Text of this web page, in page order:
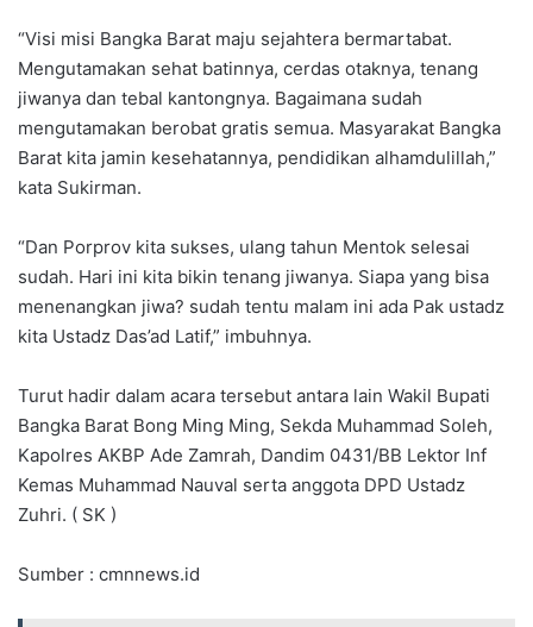
“Visi misi Bangka Barat maju sejahtera bermartabat.
Mengutamakan sehat batinnya, cerdas otaknya, tenang
jiwanya dan tebal kantongnya. Bagaimana sudah
mengutamakan berobat gratis semua. Masyarakat Bangka
Barat kita jamin kesehatannya, pendidikan alhamdulillah,”
kata Sukirman.
“Dan Porprov kita sukses, ulang tahun Mentok selesai
sudah. Hari ini kita bikin tenang jiwanya. Siapa yang bisa
menenangkan jiwa? sudah tentu malam ini ada Pak ustadz
kita Ustadz Das’ad Latif,” imbuhnya.
Turut hadir dalam acara tersebut antara lain Wakil Bupati
Bangka Barat Bong Ming Ming, Sekda Muhammad Soleh,
Kapolres AKBP Ade Zamrah, Dandim 0431/BB Lektor Inf
Kemas Muhammad Nauval serta anggota DPD Ustadz
Zuhri. ( SK )
Sumber : cmnnews.id